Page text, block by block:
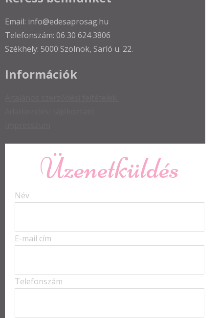
Email: info@edesaprosag.hu
Telefonszám: 06 30 624 3806
Székhely: 5000 Szolnok, Sarló u. 22.
Információk
Üzenetküldés
Név
E-mail cím
Telefonszám